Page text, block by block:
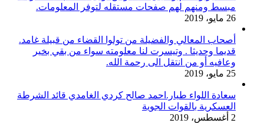
مبسط ومنهم لهم صفحات مستقله لتوفر المعلومات.
26 مايو، 2019
أصحاب المعالي والفضيلة من تولوا القضاء من قبيلة غامد.
قديما وحديثا . وتيسرت لنا معلومته سواء من بقي بخير
وعافيه أو من انتقل الى رحمة الله.
25 مايو، 2019
سعادة اللواء طيار.احمد صالح كردي الغامدي قائد الشرطة
العسكرية بالقوات الجوية
2 أغسطس، 2019